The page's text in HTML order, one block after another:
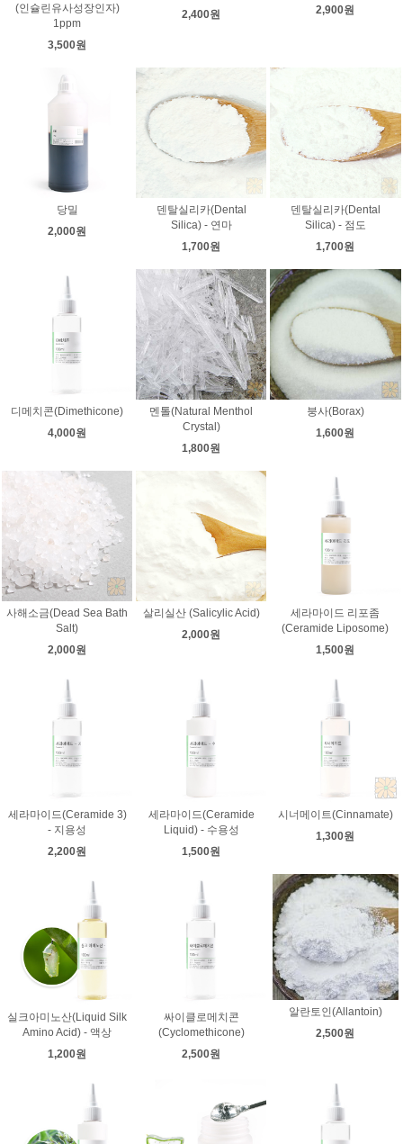
(인슐린유사성장인자)
1ppm
3,500원
2,400원
2,900원
당밀
2,000원
덴탈실리카(Dental
Silica) - 연마
1,700원
덴탈실리카(Dental
Silica) - 점도
1,700원
디메치콘(Dimethicone)
4,000원
멘톨(Natural Menthol
Crystal)
1,800원
붕사(Borax)
1,600원
사해소금(Dead Sea Bath
Salt)
2,000원
살리실산 (Salicylic Acid)
2,000원
세라마이드 리포좀
(Ceramide Liposome)
1,500원
세라마이드(Ceramide 3)
- 지용성
2,200원
세라마이드(Ceramide
Liquid) - 수용성
1,500원
시너메이트(Cinnamate)
1,300원
실크아미노산(Liquid Silk
Amino Acid) - 액상
1,200원
싸이클로메치콘
(Cyclomethicone)
2,500원
알란토인(Allantoin)
2,500원